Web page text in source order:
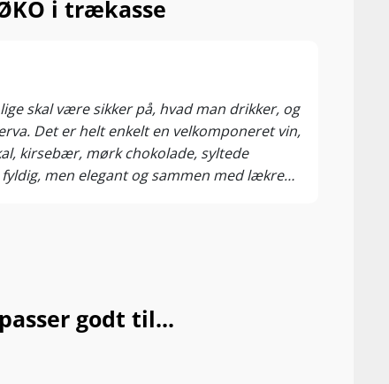
i trækasse
skal være sikker på, hvad man drikker, og
Det er helt enkelt en velkomponeret vin,
kirsebær, mørk chokolade, syltede
men elegant og sammen med lækre
godt til...